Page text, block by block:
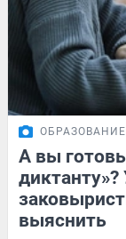
ОБРАЗОВАНИЕ
А вы
диктанту»?
выяснить